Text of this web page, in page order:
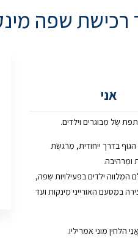
רכישת שפה
אני
שְׂל מִבוגרים וילדים.
הגוף בדרך ייחודית, מִרגשְׂת
ומִרהיבה.
המִלווה ילדים בפעילויות שְׂפה,
במִסעם האורייני מִינקות ועד
הלחין מוני אמריליו.